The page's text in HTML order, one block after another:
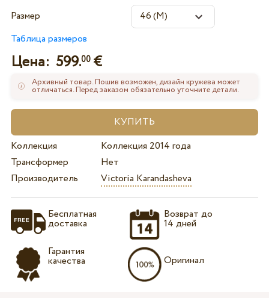
Размер
Таблица размеров
Цена: 599.00€
Архивный товар. Пошив возможен, дизайн кружева может
отличаться. Перед заказом обязательно уточните детали.
Коллекция
Коллекция 2014 года
Трансформер
Нет
Производитель
Victoria Karandasheva
Бесплатная
доставка
Гарантия
качества
Возврат до
14 дней
Оригинал